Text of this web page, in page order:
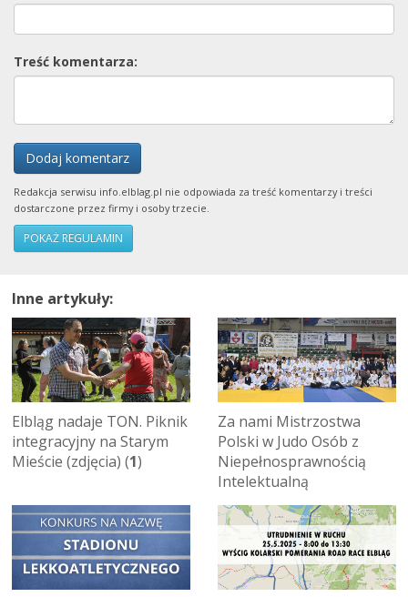
Treść komentarza:
Dodaj komentarz
Redakcja serwisu info.elblag.pl nie odpowiada za treść komentarzy i treści
dostarczone przez firmy i osoby trzecie.
POKAŻ REGULAMIN
Inne artykuły:
Elbląg nadaje TON. Piknik
integracyjny na Starym
Mieście (zdjęcia) (1)
Za nami Mistrzostwa
Polski w Judo Osób z
Niepełnosprawnością
Intelektualną